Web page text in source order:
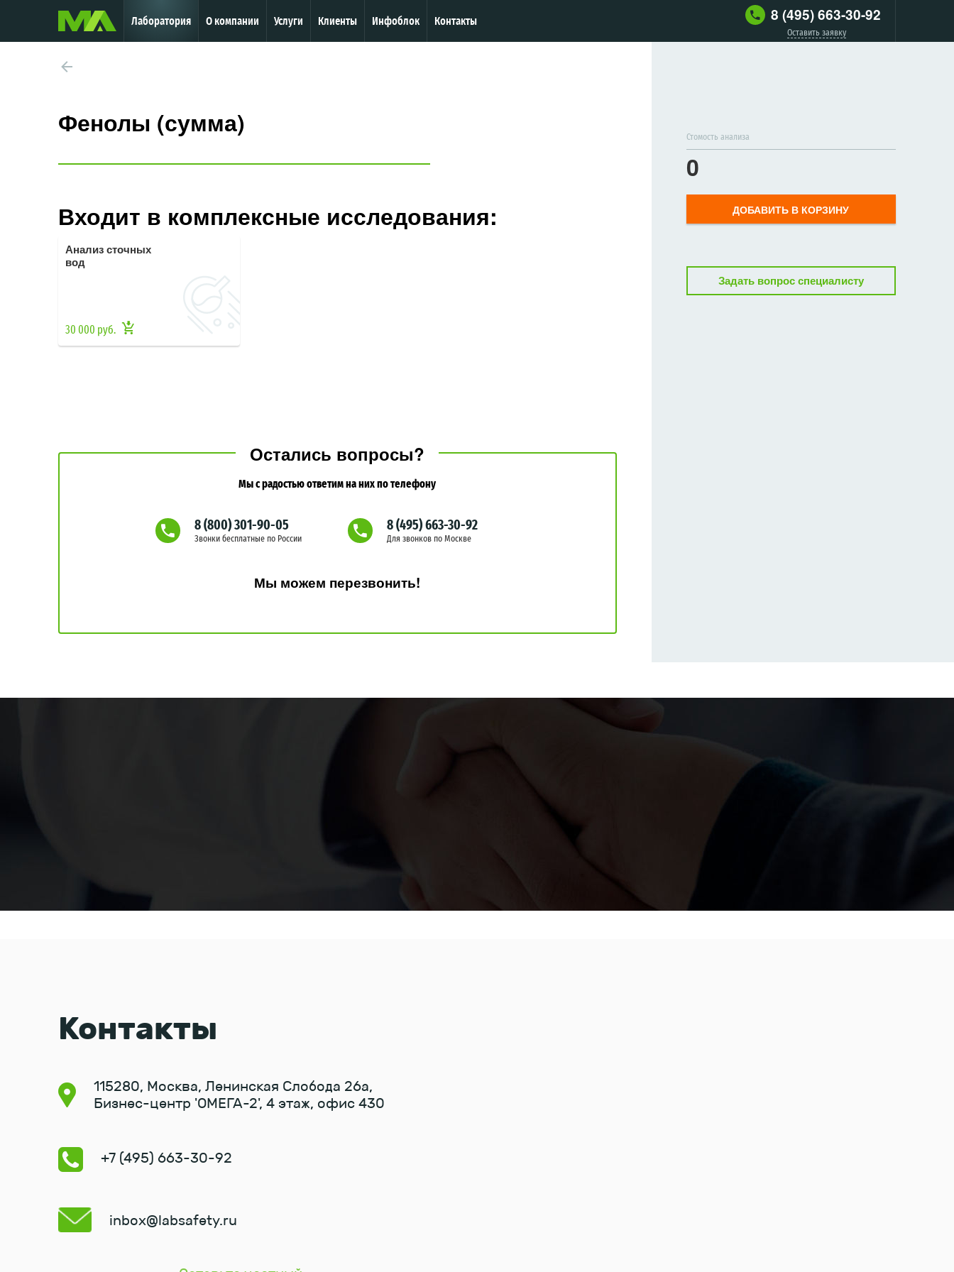
Лаборатория О компании Услуги Клиенты Инфоблок Контакты 8 (495) 663-30-92
Оставить заявку
Фенолы (сумма)
Входит в комплексные исследования:
Анализ сточных
вод
30 000 руб.
Остались вопросы?
Мы с радостью ответим на них по телефону
8 (800) 301-90-05
Звонки бесплатные по России
8 (495) 663-30-92
Для звонков по Москве
Мы можем перезвонить!
Стомость анализа
0
ДОБАВИТЬ В КОРЗИНУ
Задать вопрос специалисту
Контакты
115280, Москва, Ленинская Слобода 26а,
Бизнес-центр 'ОМЕГА-2', 4 этаж, офис 430
+7 (495) 663-30-92
inbox@labsafety.ru